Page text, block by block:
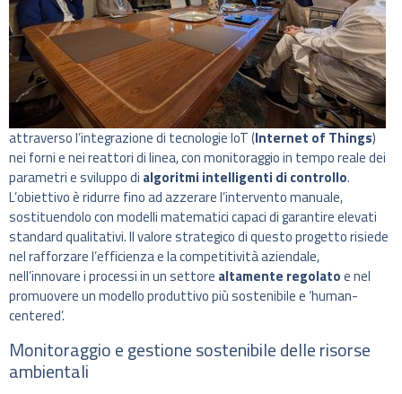
attraverso l’integrazione di tecnologie IoT (Internet of Things)
nei forni e nei reattori di linea, con monitoraggio in tempo reale dei
parametri e sviluppo di algoritmi intelligenti di controllo.
L’obiettivo è ridurre fino ad azzerare l’intervento manuale,
sostituendolo con modelli matematici capaci di garantire elevati
standard qualitativi. Il valore strategico di questo progetto risiede
nel rafforzare l’efficienza e la competitività aziendale,
nell’innovare i processi in un settore altamente regolatoe nel
promuovere un modello produttivo più sostenibile e ‘human-
centered’.
Monitoraggio e gestione sostenibile delle risorse
ambientali